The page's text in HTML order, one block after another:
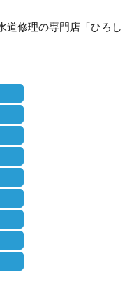
道修理の専門店「ひろし